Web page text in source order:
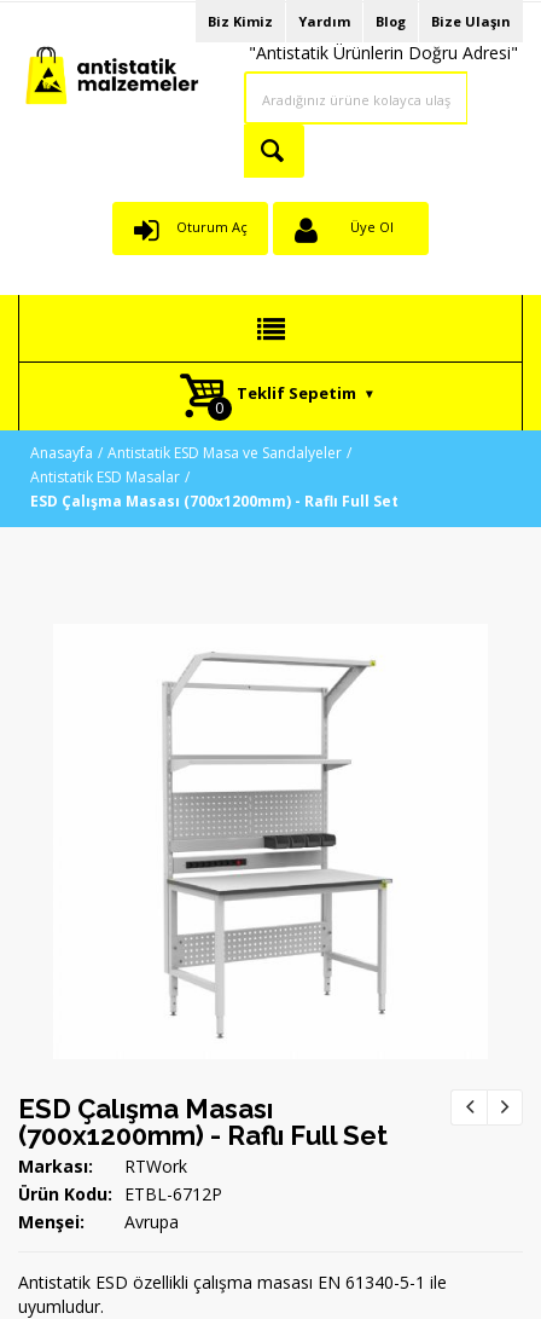
Biz Kimiz Yardım Blog Bize Ulaşın
"Antistatik Ürünlerin Doğru Adresi"
Oturum Aç Üye Ol
Teklif Sepetim
Anasayfa
Antistatik ESD Masa ve Sandalyeler
Antistatik ESD Masalar
ESD Çalışma Masası (700x1200mm) - Raflı Full Set
ESD Çalışma Masası
(700x1200mm) - Raflı Full Set
Markası:
RTWork
Ürün Kodu:
ETBL-6712P
Menşei:
Avrupa
Antistatik ESD özellikli çalışma masası EN 61340-5-1 ile
uyumludur.